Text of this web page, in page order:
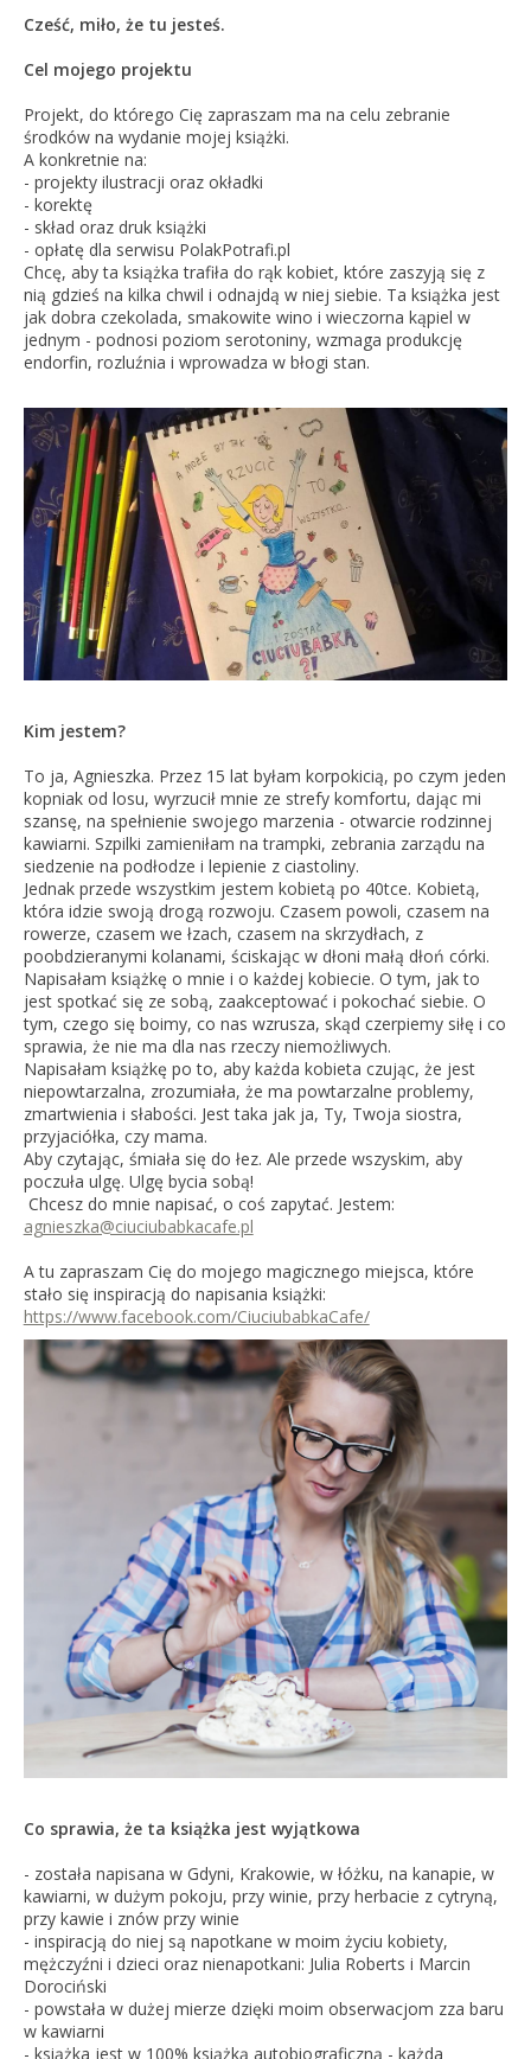
Cześć, miło, że tu jesteś.
Cel mojego projektu
Projekt, do którego Cię zapraszam ma na celu zebranie
środków na wydanie mojej książki.
A konkretnie na:
- projekty ilustracji oraz okładki
- korektę
- skład oraz druk książki
- opłatę dla serwisu PolakPotrafi.pl
Chcę, aby ta książka trafiła do rąk kobiet, które zaszyją się z
nią gdzieś na kilka chwil i odnajdą w niej siebie. Ta książka jest
jak dobra czekolada, smakowite wino i wieczorna kąpiel w
jednym - podnosi poziom serotoniny, wzmaga produkcję
endorfin, rozluźnia i wprowadza w błogi stan.
Kim jestem?
To ja, Agnieszka. Przez 15 lat byłam korpokicią, po czym jeden
kopniak od losu, wyrzucił mnie ze strefy komfortu, dając mi
szansę, na spełnienie swojego marzenia - otwarcie rodzinnej
kawiarni. Szpilki zamieniłam na trampki, zebrania zarządu na
siedzenie na podłodze i lepienie z ciastoliny.
Jednak przede wszystkim jestem kobietą po 40tce. Kobietą,
która idzie swoją drogą rozwoju. Czasem powoli, czasem na
rowerze, czasem we łzach, czasem na skrzydłach, z
poobdzieranymi kolanami, ściskając w dłoni małą dłoń córki.
Napisałam książkę o mnie i o każdej kobiecie. O tym, jak to
jest spotkać się ze sobą, zaakceptować i pokochać siebie. O
tym, czego się boimy, co nas wzrusza, skąd czerpiemy siłę i co
sprawia, że nie ma dla nas rzeczy niemożliwych.
Napisałam książkę po to, aby każda kobieta czując, że jest
niepowtarzalna, zrozumiała, że ma powtarzalne problemy,
zmartwienia i słabości. Jest taka jak ja, Ty, Twoja siostra,
przyjaciółka, czy mama.
Aby czytając, śmiała się do łez. Ale przede wszyskim, aby
poczuła ulgę. Ulgę bycia sobą!
Chcesz do mnie napisać, o coś zapytać. Jestem:
agnieszka@ciuciubabkacafe.pl
A tu zapraszam Cię do mojego magicznego miejsca, które
stało się inspiracją do napisania książki:
https://www.facebook.com/CiuciubabkaCafe/
Co sprawia, że ta książka jest wyjątkowa
- została napisana w Gdyni, Krakowie, w łóżku, na kanapie, w
kawiarni, w dużym pokoju, przy winie, przy herbacie z cytryną,
przy kawie i znów przy winie
- inspiracją do niej są napotkane w moim życiu kobiety,
mężczyźni i dzieci oraz nienapotkani: Julia Roberts i Marcin
Dorociński
- powstała w dużej mierze dzięki moim obserwacjom zza baru
w kawiarni
- książka jest w 100% książką autobiograficzną - każda